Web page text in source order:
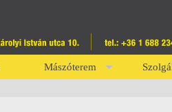
Mászóterem